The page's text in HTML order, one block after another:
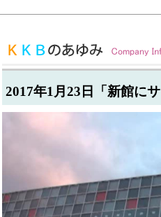
2017年1月23日「新館に